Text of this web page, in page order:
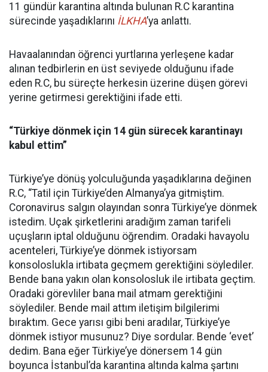
11 gündür karantina altında bulunan R.C karantina
sürecinde yaşadıklarını İLKHA’ya anlattı.
Havaalanından öğrenci yurtlarına yerleşene kadar
alınan tedbirlerin en üst seviyede olduğunu ifade
eden R.C, bu süreçte herkesin üzerine düşen görevi
yerine getirmesi gerektiğini ifade etti.
“Türkiye dönmek için 14 gün sürecek karantinayı
kabul ettim”
Türkiye’ye dönüş yolculuğunda yaşadıklarına değinen
R.C, “Tatil için Türkiye’den Almanya’ya gitmiştim.
Coronavirus salgın olayından sonra Türkiye’ye dönmek
istedim. Uçak şirketlerini aradığım zaman tarifeli
uçuşların iptal olduğunu öğrendim. Oradaki havayolu
acenteleri, Türkiye’ye dönmek istiyorsam
konsoloslukla irtibata geçmem gerektiğini söylediler.
Bende bana yakın olan konsolosluk ile irtibata geçtim.
Oradaki görevliler bana mail atmam gerektiğini
söylediler. Bende mail attım iletişim bilgilerimi
bıraktım. Gece yarısı gibi beni aradılar, Türkiye’ye
dönmek istiyor musunuz? Diye sordular. Bende ‘evet’
dedim. Bana eğer Türkiye’ye dönersem 14 gün
boyunca İstanbul’da karantina altında kalma şartını